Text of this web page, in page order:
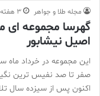
مجله طلا و جواهر 3 هفته پیش
گهرسا مجموعه
اصیل نیشابور
این مجموعه در خرداد
صفر تا صد نفیس ترین نگین
اكنون پس از سيزده سال